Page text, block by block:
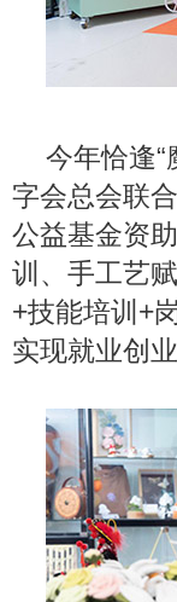
今年恰逢
字会总会联
公益基金资
训、手工艺
+技能培训+
实现就业创